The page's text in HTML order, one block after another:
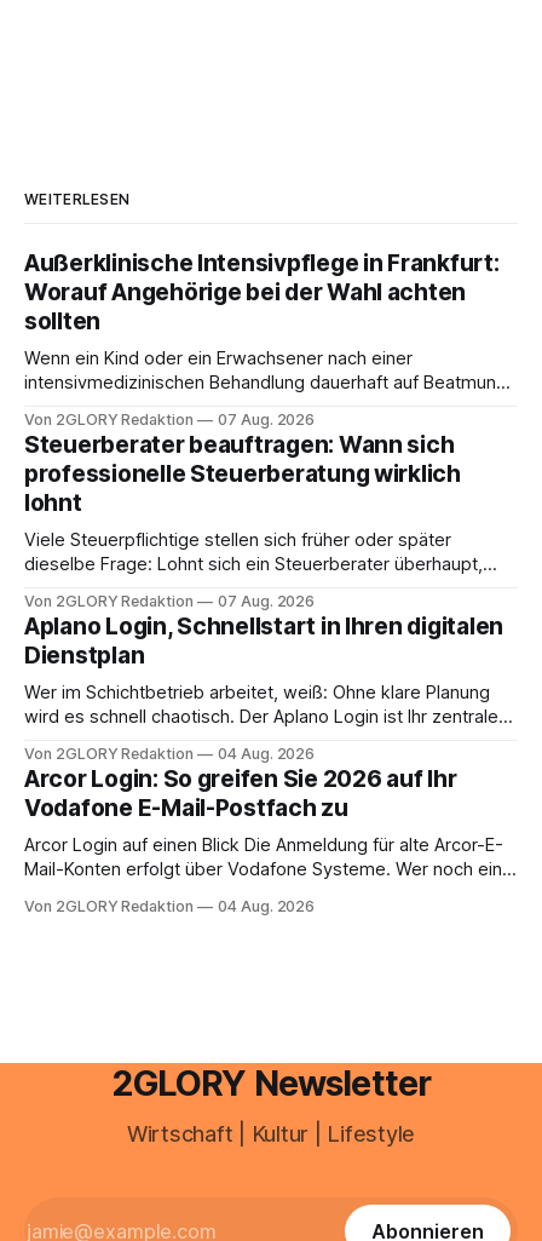
WEITERLESEN
Außerklinische Intensivpflege in Frankfurt:
Worauf Angehörige bei der Wahl achten
sollten
Wenn ein Kind oder ein Erwachsener nach einer
intensivmedizinischen Behandlung dauerhaft auf Beatmung
angewiesen ist, stellt sich für Familien eine schwierige
Frage: Muss die Versorgung dauerhaft in der Klinik bleiben –
oder ist ein Leben zu Hause möglich? Die außerklinische
Intensivpflege bietet genau diese Alternative: Sie
Von 2GLORY Redaktion 07 Aug. 2026
Steuerberater beauftragen: Wann sich
professionelle Steuerberatung wirklich
lohnt
Viele Steuerpflichtige stellen sich früher oder später
dieselbe Frage: Lohnt sich ein Steuerberater überhaupt,
erledigen? Die kurze Antwort: Bei einfachen
Einkommensverhältnissen reicht häufig eine Steuersoftware
aus – sobald jedoch mehrere Einkunftsarten
zusammentreffen oder größere finanzielle Veränderungen
anstehen, zahlt sich professionelle Unterstützung meist
Von 2GLORY Redaktion 07 Aug. 2026
Aplano Login, Schnellstart in Ihren digitalen
Dienstplan
Wer im Schichtbetrieb arbeitet, weiß: Ohne klare Planung
wird es schnell chaotisch. Der Aplano Login ist Ihr zentraler
abwesenheiten und die gesamte kommunikation rund um
Ihr personal digital zu organisieren. In diesem Leitfaden
erfahren Sie alles, was Sie für einen reibungslosen Einstieg
brauchen, von der Registrierung
Von 2GLORY Redaktion 04 Aug. 2026
Arcor Login: So greifen Sie 2026 auf Ihr
Vodafone E-Mail-Postfach zu
Arcor Login auf einen Blick Die Anmeldung für alte Arcor-E-
Mail-Konten erfolgt über Vodafone Systeme. Wer noch eine
besitzt, loggt sich heute über das Vodafone E-Mail & Cloud
Von 2GLORY Redaktion 04 Aug. 2026
2GLORY Newsletter
Wirtschaft | Kultur | Lifestyle
Abonnieren